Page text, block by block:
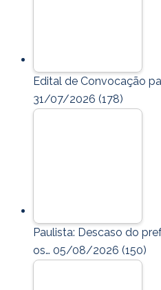
Edital de Convocação
31/07/2026 (178)
Paulista: Descaso do
os… 05/08/2026 (150)